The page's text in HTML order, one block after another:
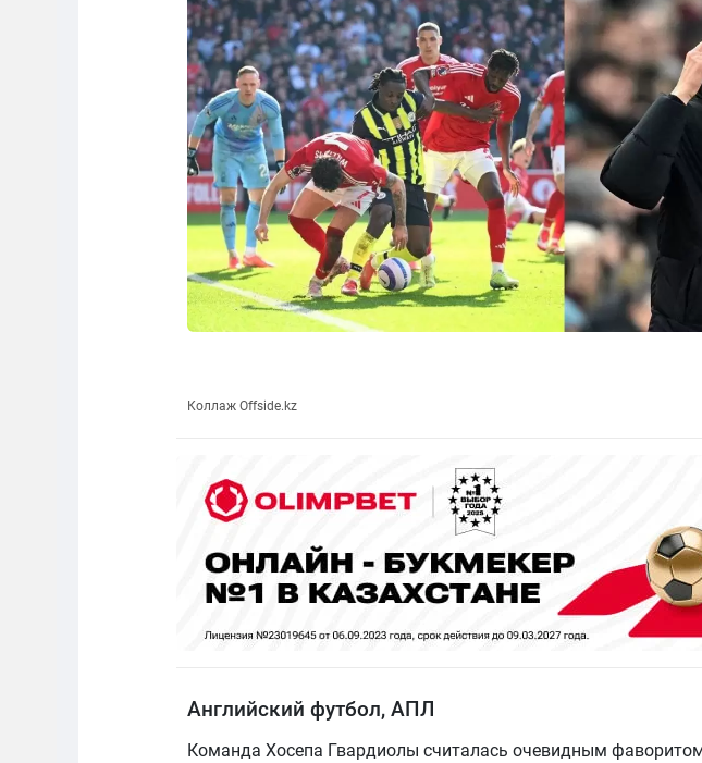
Коллаж Offside.kz
Английский футбол, АПЛ
Команда Хосепа Гвардиолы считалась очевидным фаворитом